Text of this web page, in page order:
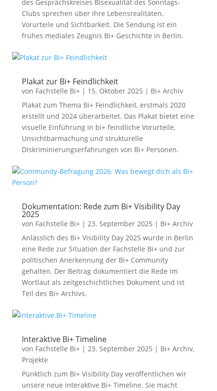
des Gesprächskreises Bisexualität des Sonntags-
Clubs sprechen über ihre Lebensrealitäten,
Vorurteile und Sichtbarkeit. Die Sendung ist ein
frühes mediales Zeugnis Bi+ Geschichte in Berlin.
Plakat zur Bi+ Feindlichkeit
von Fachstelle Bi+| 15. Oktober 2025 | Bi+ Archiv
Plakat zum Thema Bi+ Feindlichkeit, erstmals 2020
erstellt und 2024 überarbeitet. Das Plakat bietet eine
visuelle Einführung in bi+ feindliche Vorurteile,
Unsichtbarmachung und strukturelle
Diskriminierungserfahrungen von Bi+ Personen.
Dokumentation: Rede zum Bi+ Visibility Day
2025
von Fachstelle Bi+| 23. September 2025 | Bi+ Archiv
Anlässlich des Bi+ Visibility Day 2025 wurde in Berlin
eine Rede zur Situation der Fachstelle Bi+ und zur
politischen Anerkennung der Bi+ Community
gehalten. Der Beitrag dokumentiert die Rede im
Wortlaut als zeitgeschichtliches Dokument und ist
Teil des Bi+ Archivs.
Interaktive Bi+ Timeline
von Fachstelle Bi+| 23. September 2025 | Bi+ Archiv,
Projekte
Pünktlich zum Bi+ Visibility Day veröffentlichen wir
unsere neue interaktive Bi+ Timeline. Sie macht